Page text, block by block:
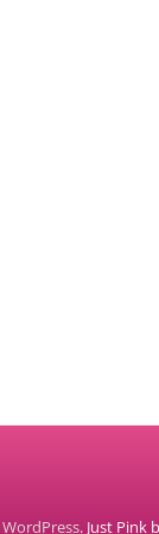
WordPress. Just Pink